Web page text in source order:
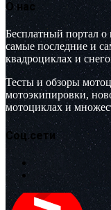
О нас
Бесплатный портал
самые последние и
квадроциклах и
Тесты и обзоры
мотоэкипировки,
мотоциклах и
Соц.сети